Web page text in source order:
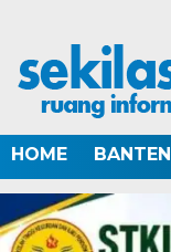
HOME BANTEN